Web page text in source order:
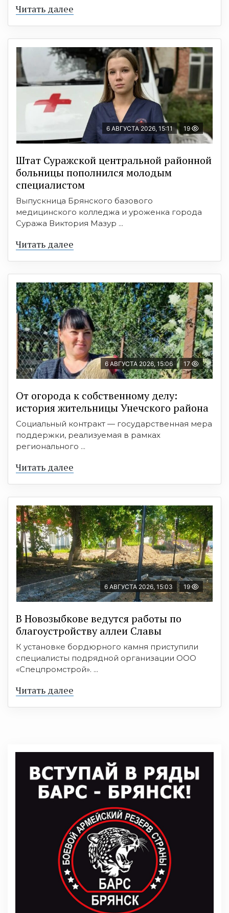
Читать далее
6 АВГУСТА 2026, 15:11 19
Штат Суражской центральной районной
больницы пополнился молодым
специалистом
Выпускница Брянского базового
медицинского колледжа и уроженка города
Суража Виктория Мазур ...
Читать далее
6 АВГУСТА 2026, 15:06 17
От огорода к собственному делу:
история жительницы Унечского района
Социальный контракт — государственная мера
поддержки, реализуемая в рамках
регионального ...
Читать далее
6 АВГУСТА 2026, 15:03 19
В Новозыбкове ведутся работы по
благоустройству аллеи Славы
К установке бордюрного камня приступили
специалисты подрядной организации ООО
«Спецпромстрой». ...
Читать далее